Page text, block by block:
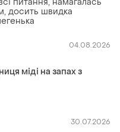
досить швидка
04.08.2026
міді на запах з
30.07.2026